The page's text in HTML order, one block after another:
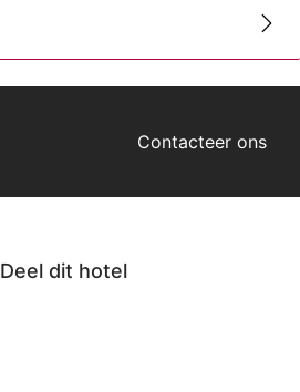
Contacteer ons
Deel dit hotel